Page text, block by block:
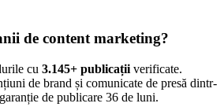
de content marketing?
cu 3.145+ publicații verificate.
de brand și comunicate de presă dintr-
de publicare 36 de luni.